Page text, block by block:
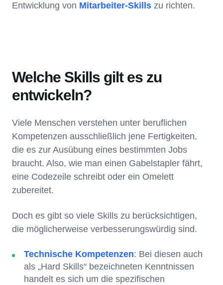
Entwicklung von Mitarbeiter-Skills zu richten.
Welche Skills gilt es zu
entwickeln?
Viele Menschen verstehen unter beruflichen
Kompetenzen ausschließlich jene Fertigkeiten,
die es zur Ausübung eines bestimmten Jobs
braucht. Also, wie man einen Gabelstapler fährt,
eine Codezeile schreibt oder ein Omelett
zubereitet.
Doch es gibt so viele Skills zu berücksichtigen,
die möglicherweise verbesserungswürdig sind.
Technische Kompetenzen: Bei diesen auch
als „Hard Skills“ bezeichneten Kenntnissen
handelt es sich um die spezifischen